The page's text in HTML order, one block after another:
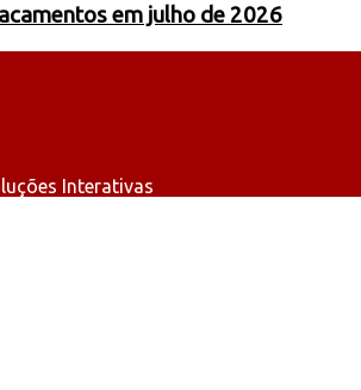
em julho de 2026
Interativas